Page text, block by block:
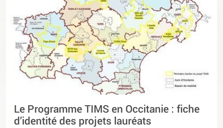
Le Programme TIMS en Occitanie : fiche
d’identité des projets lauréats